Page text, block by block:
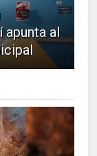
apunta al